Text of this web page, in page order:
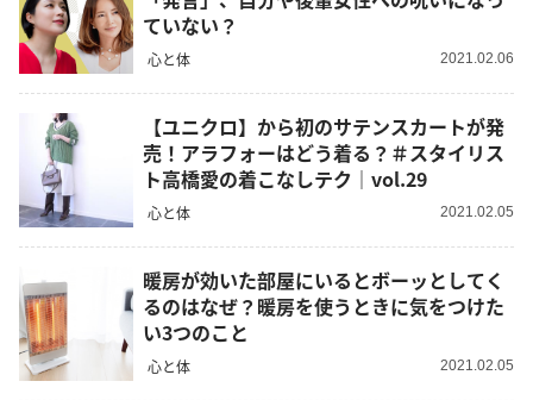
ていない？
心と体 2021.02.06
【ユニクロ】から初のサテンスカートが発
売！アラフォーはどう着る？＃スタイリス
ト高橋愛の着こなしテク｜vol.29
心と体 2021.02.05
暖房が効いた部屋にいるとボーッとしてく
るのはなぜ？暖房を使うときに気をつけた
い3つのこと
心と体 2021.02.05